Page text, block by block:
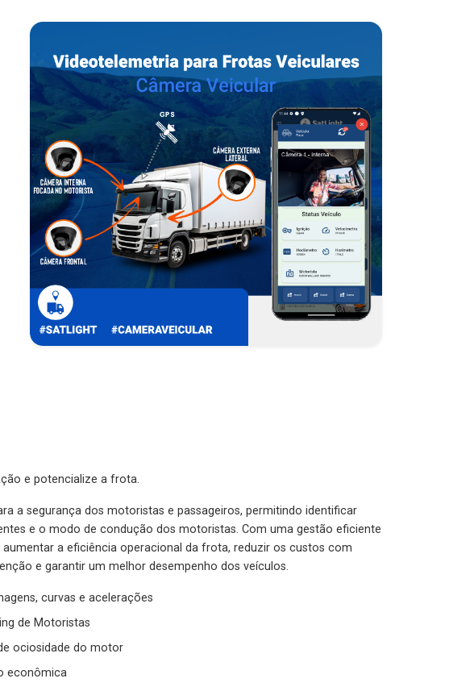
e potencialize a frota.
a segurança dos motoristas e passageiros, permitindo identificar
e o modo de condução dos motoristas. Com uma gestão eficiente
a eficiência operacional da frota, reduzir os custos com
e garantir um melhor desempenho dos veículos.
curvas e acelerações
de Motoristas
ociosidade do motor
econômica